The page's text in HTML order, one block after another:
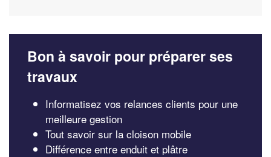
Bon à savoir pour préparer ses
travaux
Informatisez vos relances clients pour une
meilleure gestion
Tout savoir sur la cloison mobile
Différence entre enduit et plâtre